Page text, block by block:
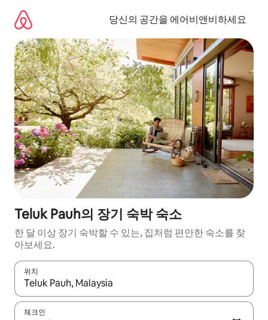
당신의 공간을 에어비앤비하세요
Teluk Pauh의 장기 숙박 숙소
한 달 이상 장기 숙박할 수 있는, 집처럼 편안한 숙소를 찾
아보세요.
위치
결과가 나오면 위·아래 화살표 키를 사용하거나 터치 또는 스와이
체크인